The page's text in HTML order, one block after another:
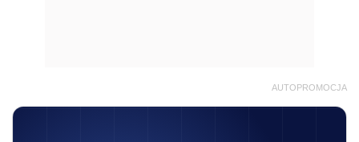
AUTOPROMOCJA